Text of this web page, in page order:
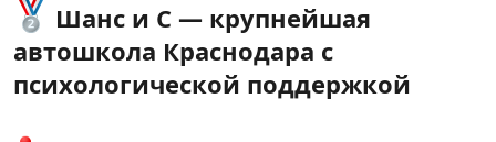
Шанс и С — крупнейшая
автошкола Краснодара с
психологической поддержкой